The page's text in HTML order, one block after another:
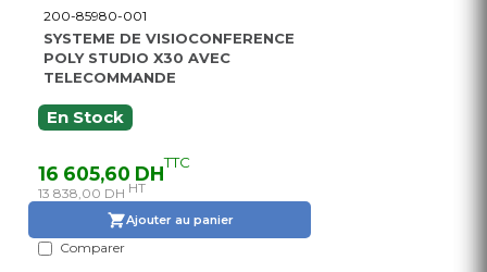
200-85980-001
SYSTEME DE VISIOCONFERENCE
POLY STUDIO X30 AVEC
TELECOMMANDE
En Stock
16 605,60 DHTTC
13 838,00 DH HT
Ajouter au panier
Comparer